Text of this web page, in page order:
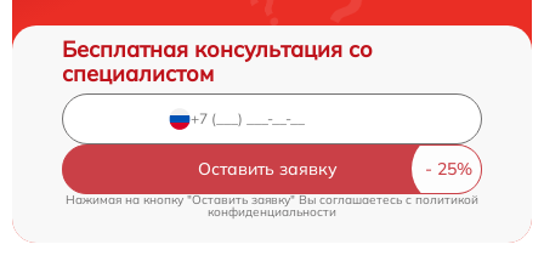
Бесплатная консультация со
специалистом
Оставить заявку
Нажимая на кнопку "Оставить заявку" Вы соглашаетесь cполитикой
конфиденциальности